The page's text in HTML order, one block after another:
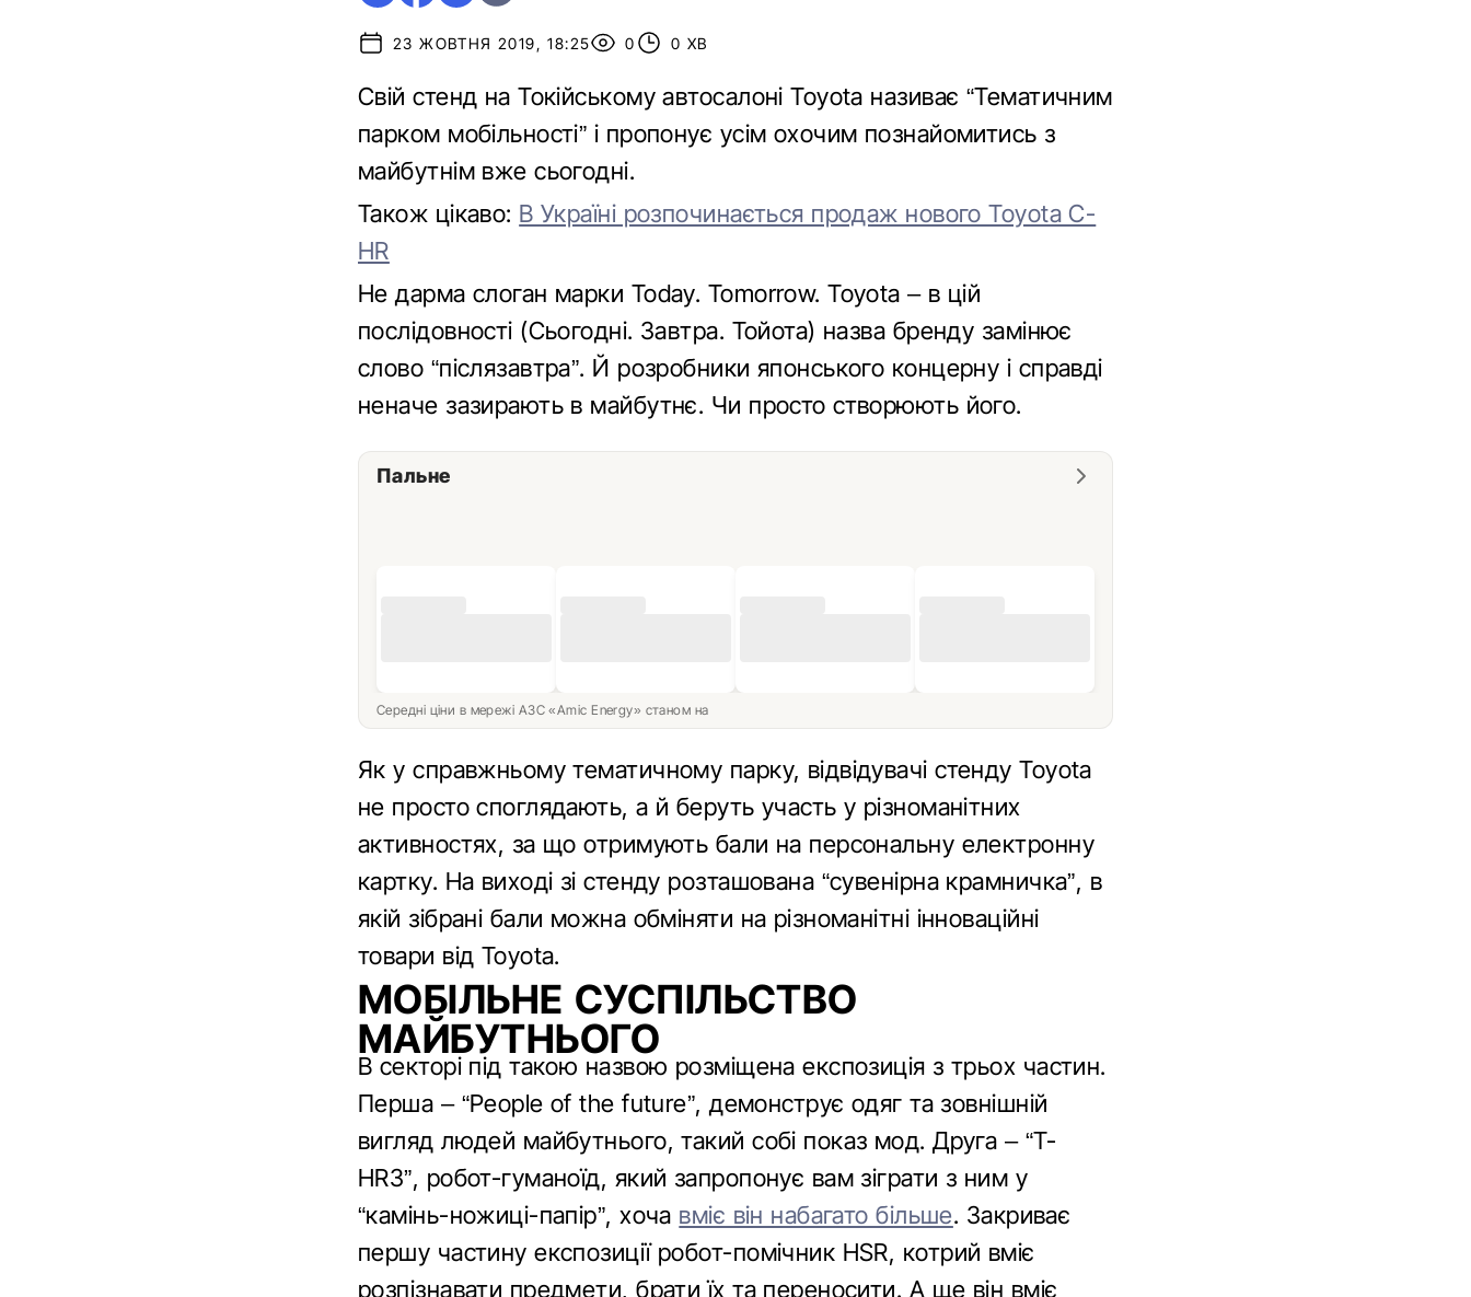
23 ЖОВТНЯ 2019, 18:25 0 0 ХВ
Свій стенд на Токійському автосалоні Toyota називає “Тематичним
парком мобільності” і пропонує усім охочим познайомитись з
майбутнім вже сьогодні.
Також цікаво: В Україні розпочинається продаж нового Toyota C-
HR
Не дарма слоган марки Today. Tomorrow. Toyota – в цій
послідовності (Сьогодні. Завтра. Тойота) назва бренду замінює
слово “післязавтра”. Й розробники японського концерну і справді
неначе зазирають в майбутнє. Чи просто створюють його.
Пальне
Середні ціни в мережі АЗС «Amic Energy» станом на
Як у справжньому тематичному парку, відвідувачі стенду Toyota
не просто споглядають, а й беруть участь у різноманітних
активностях, за що отримують бали на персональну електронну
картку. На виході зі стенду розташована “сувенірна крамничка”, в
якій зібрані бали можна обміняти на різноманітні інноваційні
товари від Toyota.
МОБІЛЬНЕ СУСПІЛЬСТВО
МАЙБУТНЬОГО
В секторі під такою назвою розміщена експозиція з трьох частин.
Перша – “People of the future”, демонструє одяг та зовнішній
вигляд людей майбутнього, такий собі показ мод. Друга – “T-
HR3”, робот-гуманоїд, який запропонує вам зіграти з ним у
“камінь-ножиці-папір”, хоча вміє він набагато більше. Закриває
першу частину експозиції робот-помічник HSR, котрий вміє
розпізнавати предмети, брати їх та переносити. А ще він вміє